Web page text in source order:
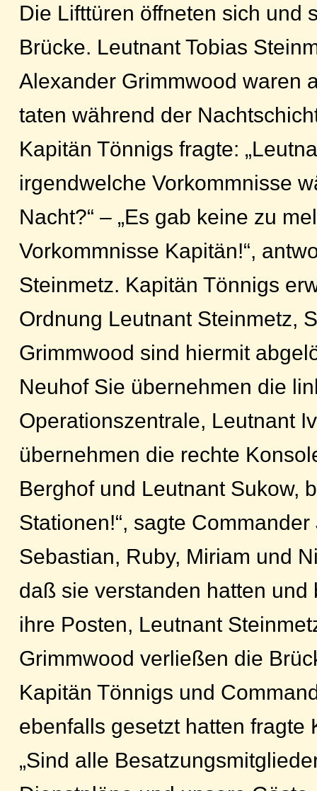
Die Lifttüren öffneten sich und
Brücke. Leutnant Tobias
Alexander Grimmwood waren
taten während der
Kapitän Tönnigs fragte:
irgendwelche Vorkommnisse
Nacht?“ – „Es gab keine zu
Vorkommnisse Kapitän!“,
Steinmetz. Kapitän Tönnigs
Ordnung Leutnant Steinmetz,
Grimmwood sind hiermit
Neuhof Sie übernehmen die
Operationszentrale, Leutnant
übernehmen die rechte
Berghof und Leutnant Sukow,
Stationen!“, sagte
Sebastian, Ruby, Miriam und
daß sie verstanden hatten und
ihre Posten, Leutnant
Grimmwood verließen die
Kapitän Tönnigs und
ebenfalls gesetzt hatten fragte
„Sind alle